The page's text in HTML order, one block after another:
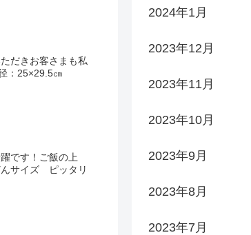
だきお客さまも私
：25×29.5㎝
です！ご飯の上
サイズ ピッタリ
2024年1月
2023年12月
2023年11月
2023年10月
2023年9月
2023年8月
2023年7月